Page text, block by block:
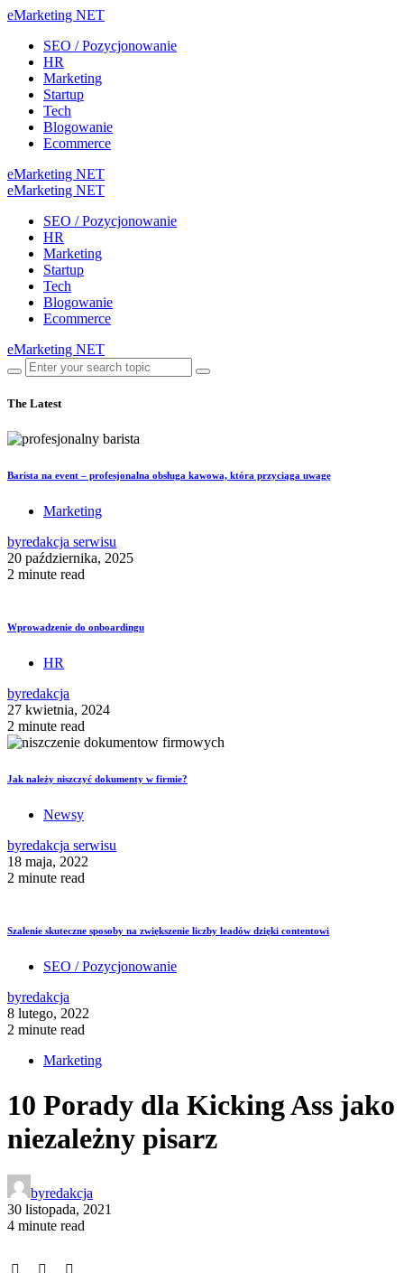
eMarketing NET
SEO / Pozycjonowanie
HR
Marketing
Startup
Tech
Blogowanie
Ecommerce
eMarketing NET
eMarketing NET
SEO / Pozycjonowanie
HR
Marketing
Startup
Tech
Blogowanie
Ecommerce
eMarketing NET
The Latest
Barista na event – profesjonalna obsługa kawowa, która przyciąga uwagę
Marketing
byredakcja serwisu
20 października, 2025
2 minute read
Wprowadzenie do onboardingu
HR
byredakcja
27 kwietnia, 2024
2 minute read
Jak należy niszczyć dokumenty w firmie?
Newsy
byredakcja serwisu
18 maja, 2022
2 minute read
Szalenie skuteczne sposoby na zwiększenie liczby leadów dzięki contentowi
SEO / Pozycjonowanie
byredakcja
8 lutego, 2022
2 minute read
Marketing
10 Porady dla Kicking Ass jako
niezależny pisarz
byredakcja
30 listopada, 2021
4 minute read